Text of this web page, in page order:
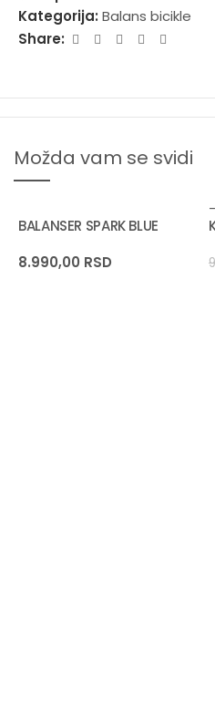
za noge i torbu za skladištenje
Kategorija: Balans bicikle
Share:
Možda vam se svidi
BALANSER SPARK BLUE
8.990,00 RSD